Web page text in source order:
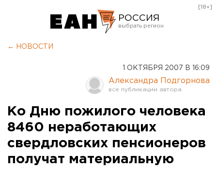
РОССИЯ
Оренбург
[18+]
← НОВОСТИ
1 ОКТЯБРЯ 2007 В 16:09
Александра Подгорнова
Ко Дню пожилого человека
8460 неработающих
свердловских пенсионеров
получат материальную